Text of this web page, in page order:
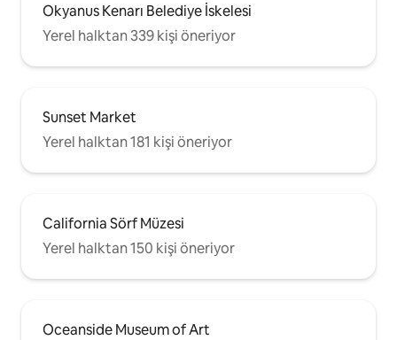
Okyanus Kenarı Belediye İskelesi
Yerel halktan 339 kişi öneriyor
Sunset Market
Yerel halktan 181 kişi öneriyor
California Sörf Müzesi
Yerel halktan 150 kişi öneriyor
Oceanside Museum of Art